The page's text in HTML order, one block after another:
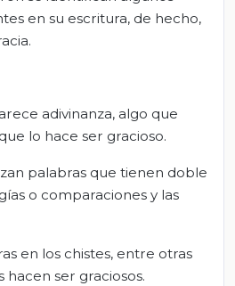
en su escritura, de hecho,
adivinanza, algo que
lo hace ser gracioso.
palabras que tienen doble
o comparaciones y las
en los chistes, entre otras
hacen ser graciosos.